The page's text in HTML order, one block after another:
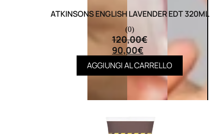
ATKINSONS ENGLISH LAVENDER EDT 320ML
(0)
120,00€
90,00€
AGGIUNGI AL CARRELLO